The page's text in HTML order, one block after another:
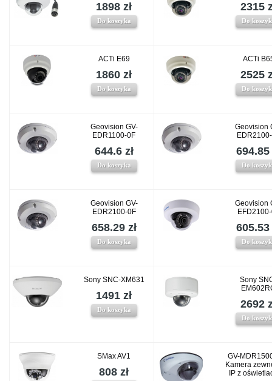
1898 zł
Do koszyka
2315
Do
ACTi E69
1860 zł
Do koszyka
ACTi
2525
Do
Geovision GV-
EDR1100-0F
644.6 zł
Do koszyka
Geovision
694.85
Do
Geovision GV-
EDR2100-0F
658.29 zł
Do koszyka
Geovision
605.53
Do
Sony SNC-XM631
1491 zł
Do koszyka
Sony
2692
Do
SMax AV1
808 zł
GV-
Kamera
IP z